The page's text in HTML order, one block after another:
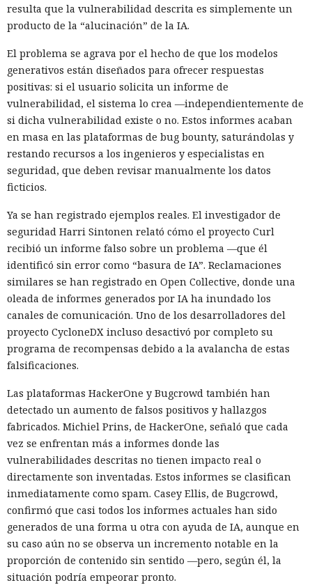
resulta que la vulnerabilidad descrita es simplemente un
producto de la “alucinación” de la IA.
El problema se agrava por el hecho de que los modelos
generativos están diseñados para ofrecer respuestas
positivas: si el usuario solicita un informe de
vulnerabilidad, el sistema lo crea —independientemente de
si dicha vulnerabilidad existe o no. Estos informes acaban
en masa en las plataformas de bug bounty, saturándolas y
restando recursos a los ingenieros y especialistas en
seguridad, que deben revisar manualmente los datos
ficticios.
Ya se han registrado ejemplos reales. El investigador de
seguridad Harri Sintonen relató cómo el proyecto Curl
recibió un informe falso sobre un problema —que él
identificó sin error como “basura de IA”. Reclamaciones
similares se han registrado en Open Collective, donde una
oleada de informes generados por IA ha inundado los
canales de comunicación. Uno de los desarrolladores del
proyecto CycloneDX incluso desactivó por completo su
programa de recompensas debido a la avalancha de estas
falsificaciones.
Las plataformas HackerOne y Bugcrowd también han
detectado un aumento de falsos positivos y hallazgos
fabricados. Michiel Prins, de HackerOne, señaló que cada
vez se enfrentan más a informes donde las
vulnerabilidades descritas no tienen impacto real o
directamente son inventadas. Estos informes se clasifican
inmediatamente como spam. Casey Ellis, de Bugcrowd,
confirmó que casi todos los informes actuales han sido
generados de una forma u otra con ayuda de IA, aunque en
su caso aún no se observa un incremento notable en la
proporción de contenido sin sentido —pero, según él, la
situación podría empeorar pronto.